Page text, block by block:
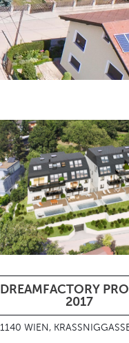
DREAMFACTORY
2017
1140 WIEN,